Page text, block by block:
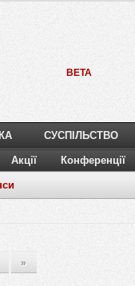
BETA
СУСПІЛЬСТВО
Акції Конференції
»